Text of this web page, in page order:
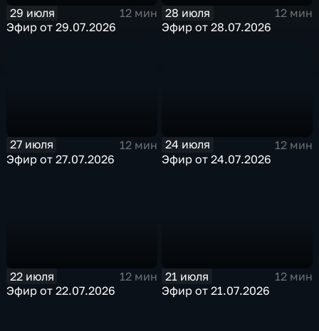
29 июля
12 мин
Эфир от 29.07.2026
28 июля
12 мин
Эфир от 28.07.2026
27 июля
12 мин
Эфир от 27.07.2026
24 июля
12 мин
Эфир от 24.07.2026
22 июля
12 мин
Эфир от 22.07.2026
21 июля
12 мин
Эфир от 21.07.2026